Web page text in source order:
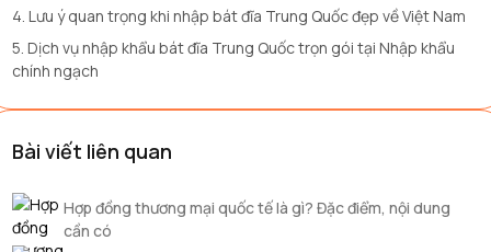
4. Lưu ý quan trọng khi nhập bát đĩa Trung Quốc đẹp về Việt Nam
5. Dịch vụ nhập khẩu bát đĩa Trung Quốc trọn gói tại Nhập khẩu
chính ngạch
Bài viết liên quan
Hợp đồng thương mại quốc tế là gì? Đặc điểm, nội dung
cần có